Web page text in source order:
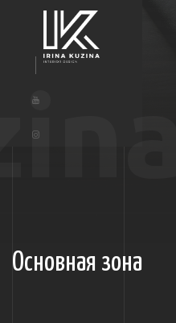
Основная зона